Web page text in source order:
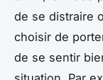
de se distraire
choisir de
de se sentir